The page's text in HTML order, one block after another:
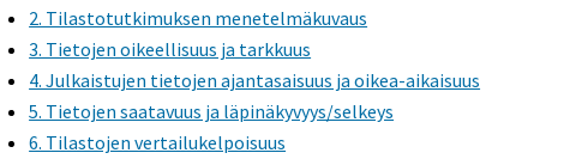
2. Tilastotutkimuksen menetelmäkuvaus
3. Tietojen oikeellisuus ja tarkkuus
4. Julkaistujen tietojen ajantasaisuus ja oikea-aikaisuus
5. Tietojen saatavuus ja läpinäkyvyys/selkeys
6. Tilastojen vertailukelpoisuus